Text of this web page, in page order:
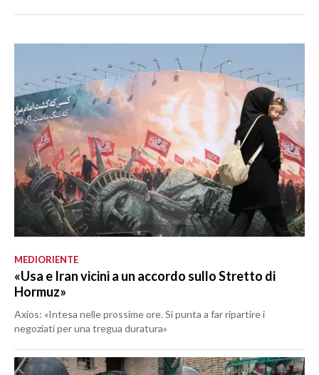
MEDIORIENTE
«Usa e Iran vicini a un accordo sullo Stretto di
Hormuz»
Axios: «Intesa nelle prossime ore. Si punta a far ripartire i
negoziati per una tregua duratura»